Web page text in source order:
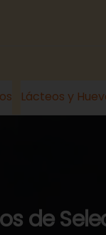
Lácteos y
de